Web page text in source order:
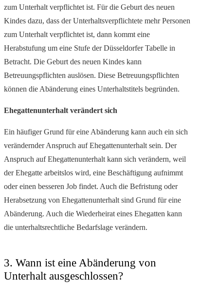
zum Unterhalt verpflichtet ist. Für die Geburt des neuen
Kindes dazu, dass der Unterhaltsverpflichtete mehr Personen
zum Unterhalt verpflichtet ist, dann kommt eine
Herabstufung um eine Stufe der Düsseldorfer Tabelle in
Betracht. Die Geburt des neuen Kindes kann
Betreuungspflichten auslösen. Diese Betreuungspflichten
können die Abänderung eines Unterhaltstitels begründen.
Ehegattenunterhalt verändert sich
Ein häufiger Grund für eine Abänderung kann auch ein sich
verändernder Anspruch auf Ehegattenunterhalt sein. Der
Anspruch auf Ehegattenunterhalt kann sich verändern, weil
der Ehegatte arbeitslos wird, eine Beschäftigung aufnimmt
oder einen besseren Job findet. Auch die Befristung oder
Herabsetzung von Ehegattenunterhalt sind Grund für eine
Abänderung. Auch die Wiederheirat eines Ehegatten kann
die unterhaltsrechtliche Bedarfslage verändern.
3. Wann ist eine Abänderung von
Unterhalt ausgeschlossen?